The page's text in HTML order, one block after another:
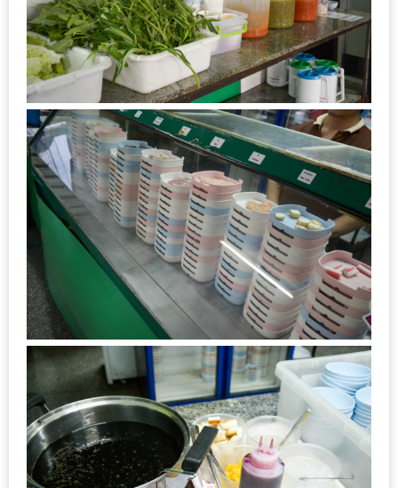
เชียงใหม่
จัด
เต็ม
กับ
แผนที่
ร้าน
หมู
กระทะ
ทั่ว
เชียงใหม่
ปลาย
อิ่ม
ชิ
ลล์
ไม่
เกิน